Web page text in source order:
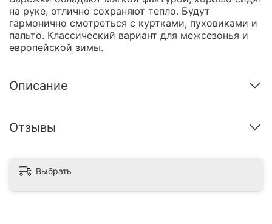
на руке, отлично сохраняют тепло. Будут
гармонично смотреться с куртками, пуховиками и
пальто. Классический вариант для межсезонья и
европейской зимы.
Описание
Отзывы
Выбрать